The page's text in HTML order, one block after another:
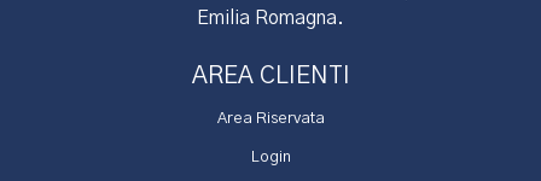
Emilia Romagna.
AREA CLIENTI
Area Riservata
Login